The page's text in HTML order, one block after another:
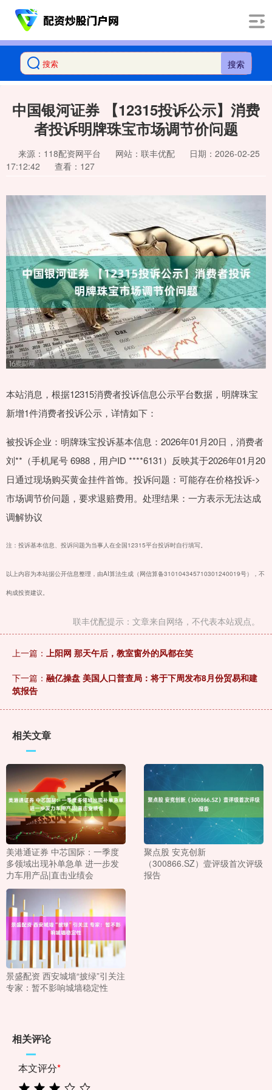
搜索
中国银河证券 【12315投诉公示】消费
者投诉明牌珠宝市场调节价问题
来源：118配资网平台 网站：联丰优配
日期：2026-02-25
17:12:42
查看：127
本站消息，根据12315消费者投诉信息公示平台数据，明牌珠宝
新增1件消费者投诉公示，详情如下：
被投诉企业：明牌珠宝投诉基本信息：2026年01月20日，消费者
刘**（手机尾号 6988，用户ID ****6131）反映其于2026年01月20
日通过现场购买黄金挂件首饰。投诉问题：可能存在价格投诉->
市场调节价问题，要求退赔费用。处理结果：一方表示无法达成
调解协议
注：投诉基本信息、投诉问题为当事人在全国12315平台投诉时自行填写。
以上内容为本站据公开信息整理，由AI算法生成（网信算备310104345710301240019号），不
构成投资建议。
联丰优配提示：文章来自网络，不代表本站观点。
上一篇： 上阳网 那天午后，教室窗外的风都在笑
下一篇： 融亿操盘 美国人口普查局：将于下周发布8月份贸易和建
筑报告
相关文章
美港通证券 中芯国际：一季度
多领域出现补单急单 进一步发
力车用产品|直击业绩会
聚点股 安克创新
（300866.SZ）壹评级首次评级
报告
景盛配资 西安城墙“披绿”引关注
专家：暂不影响城墙稳定性
相关评论
本文评分*